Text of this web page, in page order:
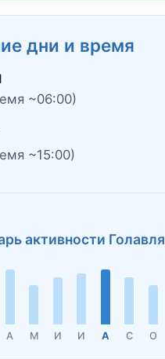
дни и время
~06:00)
~15:00)
активности Голавля
А М И И А С О